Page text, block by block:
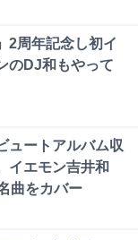
2周年記念し初イ
のDJ和もやって
ュートアルバム収
エモン吉井和
曲をカバー